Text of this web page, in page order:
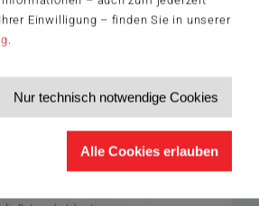
Einwilligung – finden Sie in unserer
.
Nur technisch notwendige Cookies
Alle Cookies erlauben
Willkommensrabatt sichern
zu Neuheiten, Trends und aktuellen
Sortimentserweiterungen
und Aktionen
z.B. zur Ersatzteilversorgung
Spiele-Newsletter erhalten. Die Abmeldung ist